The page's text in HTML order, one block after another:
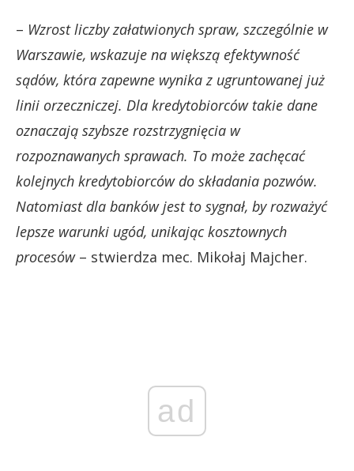
– Wzrost liczby załatwionych spraw, szczególnie w
Warszawie, wskazuje na większą efektywność
sądów, która zapewne wynika z ugruntowanej już
linii orzeczniczej. Dla kredytobiorców takie dane
oznaczają szybsze rozstrzygnięcia w
rozpoznawanych sprawach. To może zachęcać
kolejnych kredytobiorców do składania pozwów.
Natomiast dla banków jest to sygnał, by rozważyć
lepsze warunki ugód, unikając kosztownych
procesów– stwierdza mec. Mikołaj Majcher.
ad